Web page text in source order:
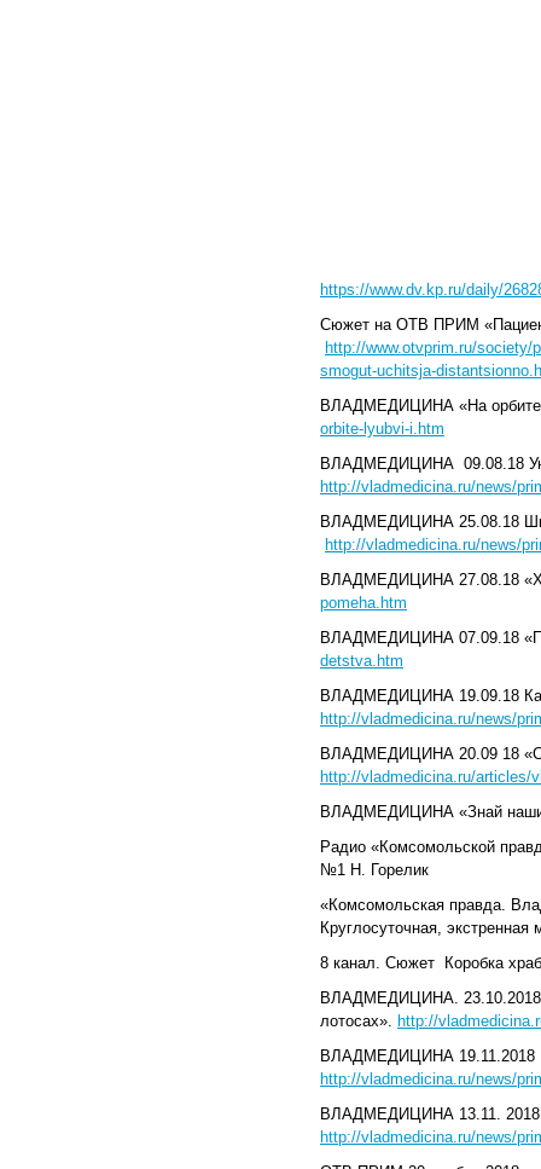
https://www.dv.kp.ru/daily/
Сюжет на ОТВ ПРИМ
http://www.otvprim.ru/society/
smogut-uchitsja-
ВЛАДМЕДИЦИНА «На
orbite-lyubvi-i.htm
ВЛАДМЕДИЦИНА 09.08.18
http://vladmedicina.ru/news/
ВЛАДМЕДИЦИНА 25.08.18
http://vladmedicina.ru/news/
ВЛАДМЕДИЦИНА 27.08.18
pomeha.htm
ВЛАДМЕДИЦИНА 07.09.18
detstva.htm
ВЛАДМЕДИЦИНА 19.09.18
http://vladmedicina.ru/news/
ВЛАДМЕДИЦИНА 20.09 18 «С
http://vladmedicina.ru/articles/
ВЛАДМЕДИЦИНА «Знай
Радио «Комсомольской
№1 Н. Горелик
«Комсомольская правда.
Круглосуточная,
8 канал. Сюжет Коробка
ВЛАДМЕДИЦИНА. 23.10.2018
лотосах». http://
ВЛАДМЕДИЦИНА 19.11.2018
http://vladmedicina.ru/news/
ВЛАДМЕДИЦИНА 13.11. 2018
http://vladmedicina.ru/news/